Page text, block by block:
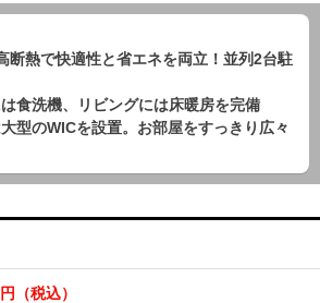
熱で快適性と省エネを両立！並列2台駐
食洗機、リビングには床暖房を完備
型のWICを設置。お部屋をすっきり広々
（税込）